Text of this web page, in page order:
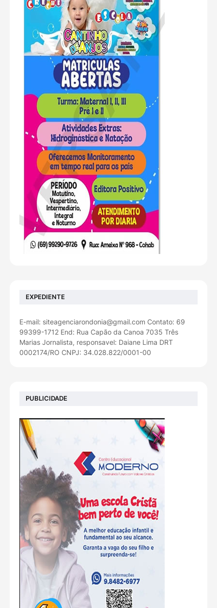
EXPEDIENTE
E-mail: siteagenciarondonia@gmail.com Contato: 69
99399-1712 End: Rua Capão da Canoa 7035 Três
Marias Jornalista, responsavel: Daiane Lima DRT
0002174/RO CNPJ: 34.028.822/0001-00
PUBLICIDADE